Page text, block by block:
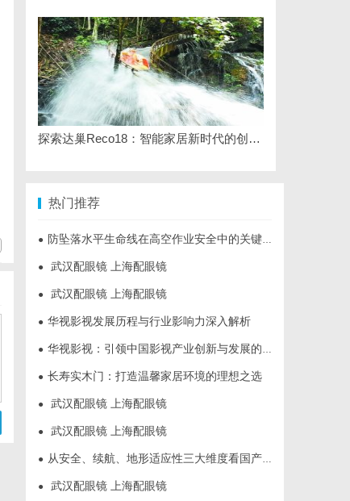
探索达巢Reco18：智能家居新时代的创新之作
热门推荐
● 防坠落水平生命线在高空作业安全中的关键作用与应用解析
● 武汉配眼镜 上海配眼镜
● 武汉配眼镜 上海配眼镜
● 华视影视发展历程与行业影响力深入解析
● 华视影视：引领中国影视产业创新与发展的标杆企业
● 长寿实木门：打造温馨家居环境的理想之选
● 武汉配眼镜 上海配眼镜
● 武汉配眼镜 上海配眼镜
● 从安全、续航、地形适应性三大维度看国产多功能电动轮椅进化
● 武汉配眼镜 上海配眼镜